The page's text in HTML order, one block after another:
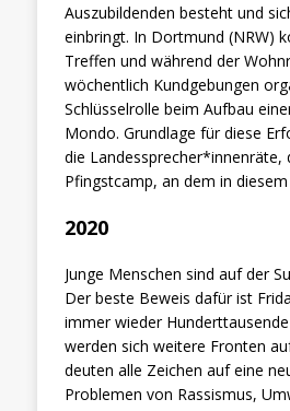
Auszubildenden besteht und
einbringt. In Dortmund (NRW)
Treffen und während der
wöchentlich Kundgebungen
Schlüsselrolle beim Aufbau
Mondo. Grundlage für diese
die Landessprecher*innenräte,
Pfingstcamp, an dem in
2020
Junge Menschen sind auf der
Der beste Beweis dafür ist
immer wieder
werden sich weitere Fronten
deuten alle Zeichen auf eine
Problemen von Rassismus,